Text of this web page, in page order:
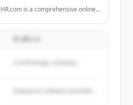
simplify hiring and reduce bias.
HR.com is a comprehensive online
professionals, providing education,
resources, and industry insights to
คำอธิบาย
A technology company...